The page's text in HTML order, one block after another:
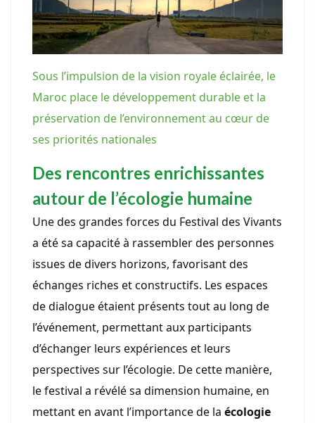
Sous l’impulsion de la vision royale éclairée, le
Maroc place le développement durable et la
préservation de l’environnement au cœur de
ses priorités nationales
Des rencontres enrichissantes
autour de l’écologie humaine
Une des grandes forces du Festival des Vivants
a été sa capacité à rassembler des personnes
issues de divers horizons, favorisant des
échanges riches et constructifs. Les espaces
de dialogue étaient présents tout au long de
l’événement, permettant aux participants
d’échanger leurs expériences et leurs
perspectives sur l’écologie. De cette manière,
le festival a révélé sa dimension humaine, en
mettant en avant l’importance de la écologie